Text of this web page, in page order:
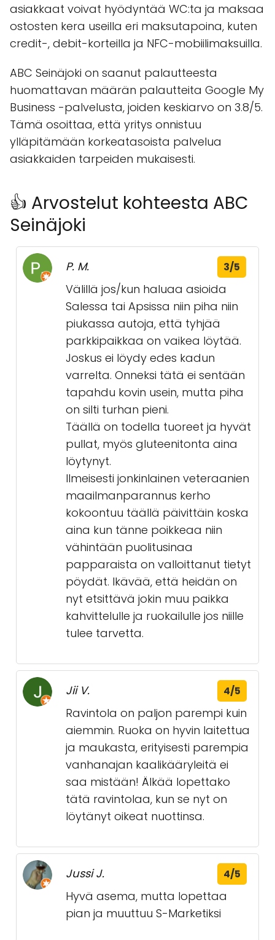
asiakkaat voivat hyödyntää WC:ta ja maksaa
ostosten kera useilla eri maksutapoina, kuten
credit-, debit-korteilla ja NFC-mobiilimaksuilla.
ABC Seinäjoki on saanut palautteesta
huomattavan määrän palautteita Google My
Business -palvelusta, joiden keskiarvo on 3.8/5.
Tämä osoittaa, että yritys onnistuu
ylläpitämään korkeatasoista palvelua
asiakkaiden tarpeiden mukaisesti.
👍 Arvostelut kohteesta ABC
Seinäjoki
P. M. 3/5
Välillä jos/kun haluaa asioida
Salessa tai Apsissa niin piha niin
piukassa autoja, että tyhjää
parkkipaikkaa on vaikea löytää.
Joskus ei löydy edes kadun
varrelta. Onneksi tätä ei sentään
tapahdu kovin usein, mutta piha
on silti turhan pieni.
Täällä on todella tuoreet ja hyvät
pullat, myös gluteenitonta aina
löytynyt.
Ilmeisesti jonkinlainen veteraanien
maailmanparannus kerho
kokoontuu täällä päivittäin koska
aina kun tänne poikkeaa niin
vähintään puolitusinaa
papparaista on valloittanut tietyt
pöydät. Ikävää, että heidän on
nyt etsittävä jokin muu paikka
kahvittelulle ja ruokailulle jos niille
tulee tarvetta.
Jii V. 4/5
Ravintola on paljon parempi kuin
aiemmin. Ruoka on hyvin laitettua
ja maukasta, erityisesti parempia
vanhanajan kaalikääryleitä ei
saa mistään! Älkää lopettako
tätä ravintolaa, kun se nyt on
löytänyt oikeat nuottinsa.
Jussi J. 4/5
Hyvä asema, mutta lopettaa
pian ja muuttuu S-Marketiksi